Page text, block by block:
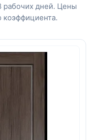
рабочих дней. Цены
коэффициента.